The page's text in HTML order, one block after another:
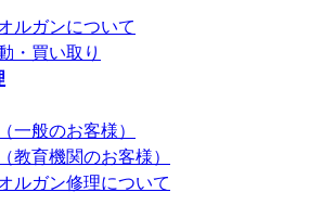
ルガンについて
・買い取り
一般のお客様）
教育機関のお客様）
ルガン修理について